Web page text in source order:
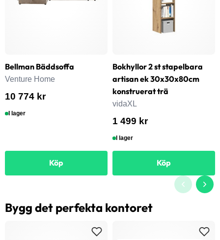
Bellman Bäddsoffa
Venture Home
10 774 kr
I lager
Köp
Bokhyllor 2 st stapelbara
artisan ek 30x30x80cm
konstruerat trä
vidaXL
1 499 kr
I lager
Köp
Bygg det perfekta kontoret